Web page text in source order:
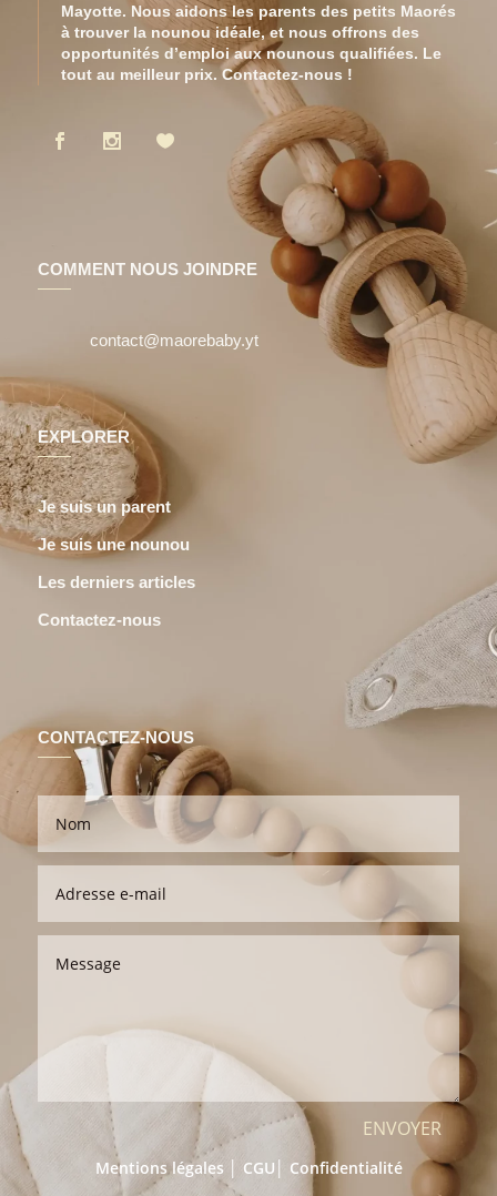
Mayotte. Nous aidons les parents des petits Maorés
à trouver la nounou idéale, et nous offrons des
opportunités d’emploi aux nounous qualifiées. Le
tout au meilleur prix. Contactez-nous !
COMMENT NOUS JOINDRE
contact@maorebaby.yt
EXPLORER
Je suis un parent
Je suis une nounou
Les derniers articles
Contactez-nous
CONTACTEZ-NOUS
ENVOYER
Mentions légales │ CGU Confidentialité